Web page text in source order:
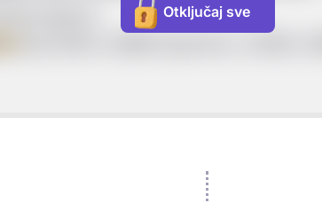
Otključaj sve